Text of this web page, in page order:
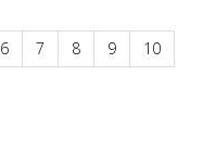
6 7 8 9
10